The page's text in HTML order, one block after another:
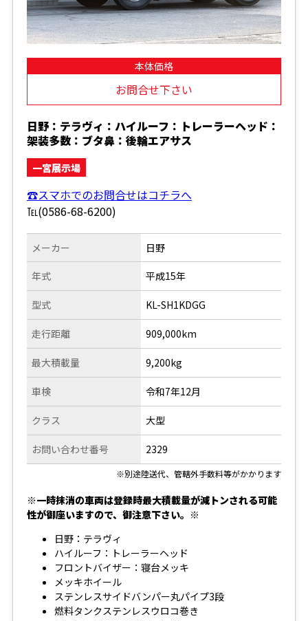
本体価格
お問合せ下さい
日野：テラヴィ：ハイルーフ：トレーラーヘッド：
架装多数：ブタ鼻：後輪エアサス
一宮展示場
☎スマホでのお問合せはコチラへ
℡(0586-68-6200)
メーカー
年式
型式
走行距離
日野
平成15年
KL-SH1KDGG
909,000km
最大積載量
車検
クラス
お問い合わせ番号
9,200kg
令和7年12月
大型
2329
※別途陸送代、管轄外手数料等がかかります
※一時抹消の車両は登録時最大積載量が減トンされる可能
性が御座いますので、御注意下さい。※
日野：テラヴィ
ハイルーフ：トレーラーヘッド
フロントバイザー：寝台メッキ
メッキホイール
ステンレスサイドバンパー丸パイプ3段
燃料タンクステンレスウロコ巻き